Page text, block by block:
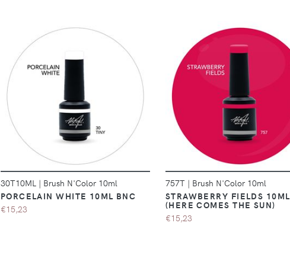
DÉTAILS
30T10ML | Brush N'Color 10ml
PORCELAIN WHITE 10ML BNC
€15,23
DÉTAILS
757T | Brush N'Color 10ml
STRAWBERRY FIELDS 10ML
(HERE COMES THE SUN)
€15,23